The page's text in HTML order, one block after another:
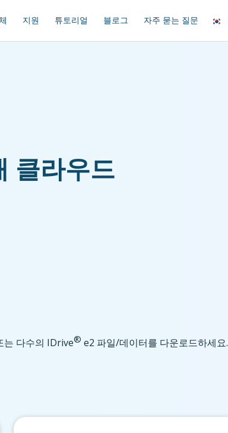
지원 튜토리얼 블로그 자주 묻는 질문
클라우드
는 다수의 IDrive® e2 파일/데이터를 다운로드하세요.